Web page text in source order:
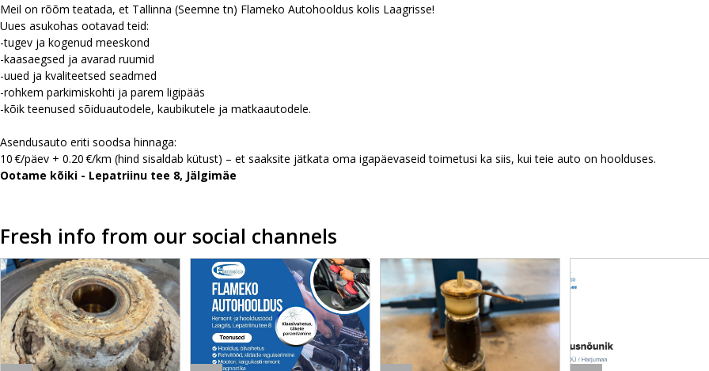
Meil on rõõm teatada, et Tallinna (Seemne tn) Flameko Autohooldus kolis Laagrisse!
Uues asukohas ootavad teid:
-tugev ja kogenud meeskond
-kaasaegsed ja avarad ruumid
-uued ja kvaliteetsed seadmed
-rohkem parkimiskohti ja parem ligipääs
-kõik teenused sõiduautodele, kaubikutele ja matkaautodele.
Asendusauto eriti soodsa hinnaga:
10 €/päev + 0.20 €/km (hind sisaldab kütust) – et saaksite jätkata oma igapäevaseid toimetusi ka siis, kui teie auto on hoolduses.
Ootame kõiki - Lepatriinu tee 8, Jälgimäe
Fresh info from our social channels